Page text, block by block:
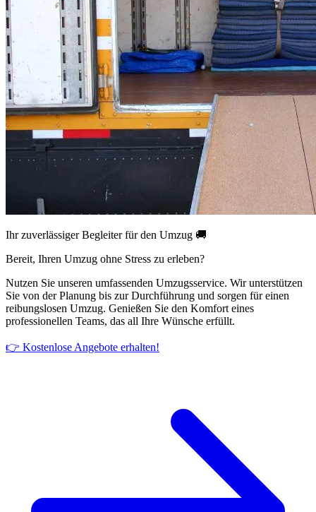
Ihr zuverlässiger Begleiter für den Umzug 🚚
Bereit, Ihren Umzug ohne Stress zu erleben?
Nutzen Sie unseren umfassenden Umzugsservice. Wir unterstützen
Sie von der Planung bis zur Durchführung und sorgen für einen
reibungslosen Umzug. Genießen Sie den Komfort eines
professionellen Teams, das all Ihre Wünsche erfüllt.
👉 Kostenlose Angebote erhalten!